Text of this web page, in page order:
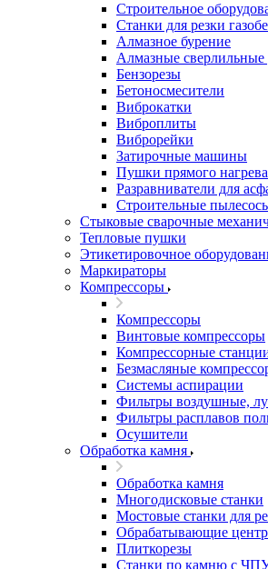
Строительное
Станки для резки
Алмазное бурение
Алмазные сверлильные
Бензорезы
Бетоносмесители
Виброкатки
Виброплиты
Виброрейки
Затирочные машины
Пушки прямого нагрева
Разравниватели для
Строительные
Стыковые сварочные
Тепловые пушки
Этикетировочное
Маркираторы
Компрессоры
Компрессоры
Винтовые компрессоры
Компрессорные
Безмасляные
Системы аспирации
Фильтры воздушные,
Фильтры расплавов
Осушители
Обработка камня
Обработка камня
Многодисковые станки
Мостовые станки для
Обрабатывающие
Плиткорезы
Станки по камню с